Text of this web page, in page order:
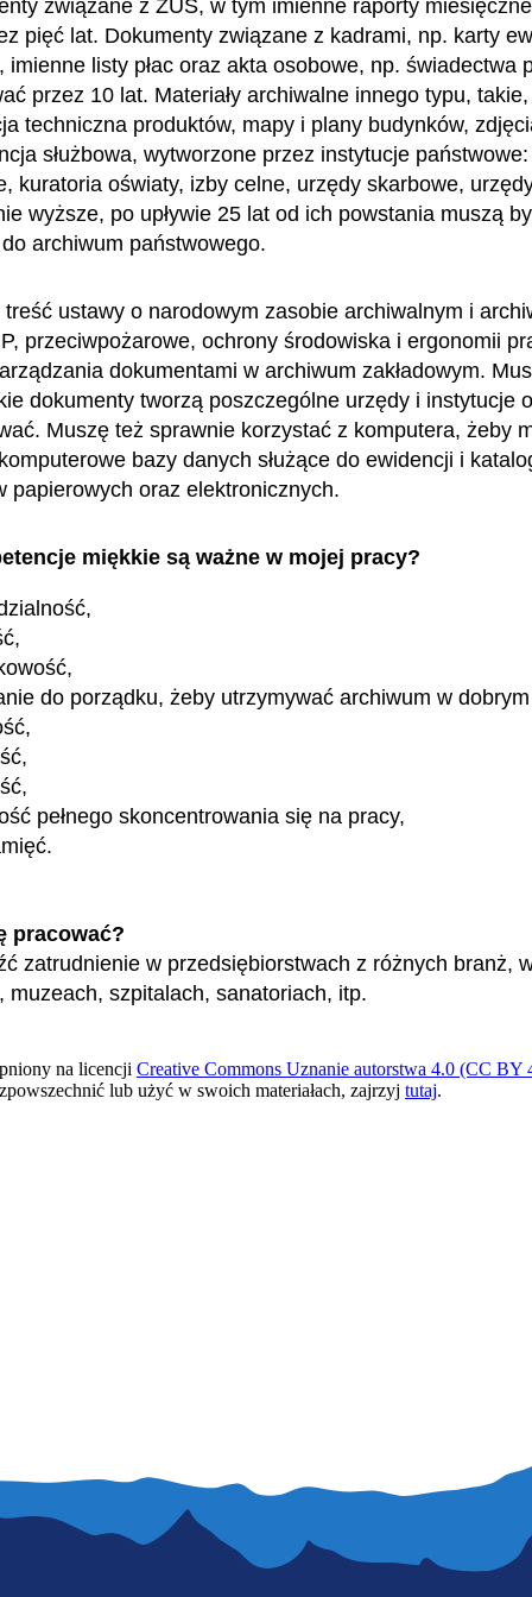
związane z ZUS, w tym imienne raporty
pięć lat. Dokumenty związane z kadrami, np. karty
imienne listy płac oraz akta osobowe, np. świadectwa
przez 10 lat. Materiały archiwalne innego typu,
techniczna produktów, mapy i plany budynków,
służbowa, wytworzone przez instytucje
kuratoria oświaty, izby celne, urzędy skarbowe,
wyższe, po upływie 25 lat od ich powstania muszą
archiwum państwowego.
ustawy o narodowym zasobie archiwalnym i
przeciwpożarowe, ochrony środowiska i ergonomii
dokumentami w archiwum zakładowym.
dokumenty tworzą poszczególne urzędy i instytucje
Muszę też sprawnie korzystać z komputera, żeby
bazy danych służące do ewidencji i
papierowych oraz elektronicznych.
miękkie są ważne w mojej pracy?
do porządku, żeby utrzymywać archiwum w
pełnego skoncentrowania się na pracy,
pracować?
zatrudnienie w przedsiębiorstwach z różnych branż,
muzeach, szpitalach, sanatoriach, itp.
na licencji Creative Commons Uznanie autorstwa 4.0 (CC BY
lub użyć w swoich materiałach, zajrzyj tutaj.